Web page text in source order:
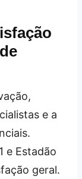
e a
e Estadão
geral.